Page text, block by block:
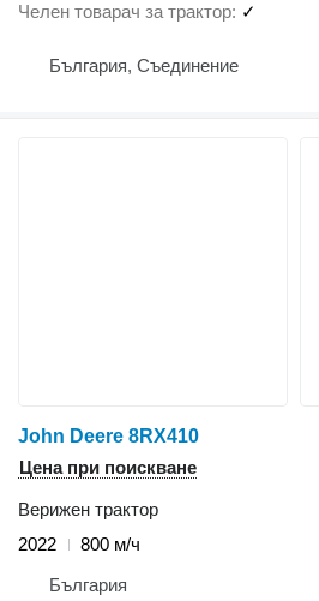
Челен товарач за трактор ✓
България, Съединение
John Deere 8RX410
Цена при поискване
Верижен трактор
2022
800 м/ч
България